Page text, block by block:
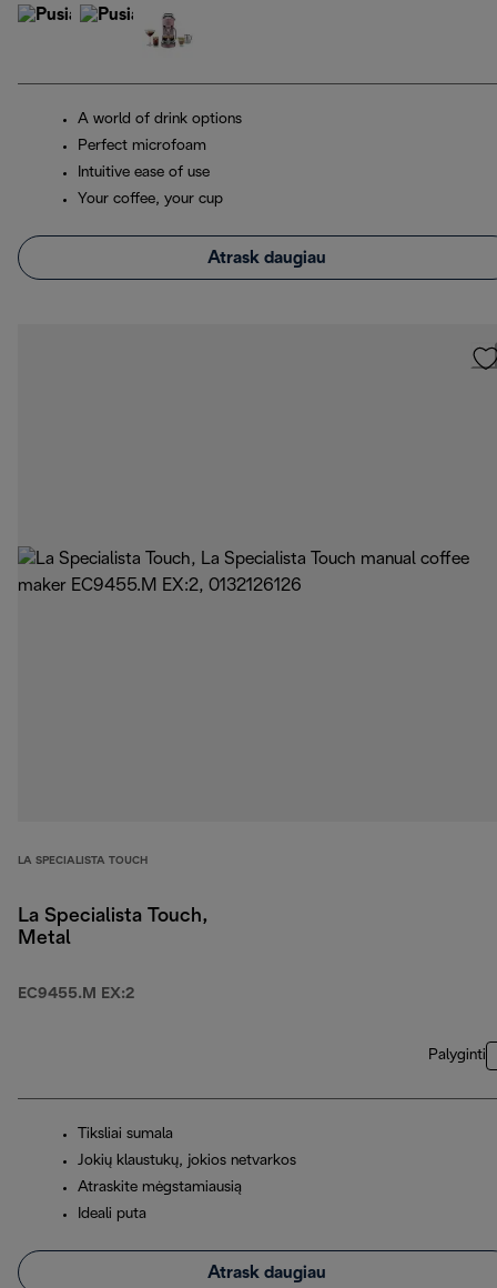
A world of drink options
Perfect microfoam
Intuitive ease of use
Your coffee, your cup
Atrask daugiau
LA SPECIALISTA TOUCH
La Specialista Touch,
Metal
EC9455.M EX:2
Palyginti
Tiksliai sumala
Jokių klaustukų, jokios netvarkos
Atraskite mėgstamiausią
Ideali puta
Atrask daugiau